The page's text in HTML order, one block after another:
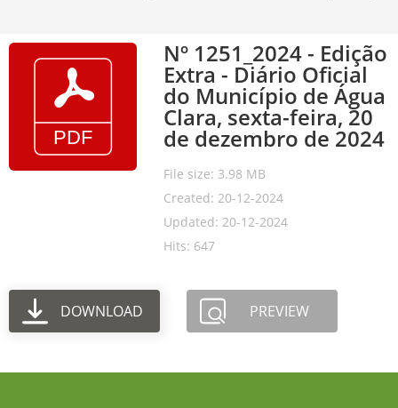
Nº 1251_2024 - Edição
Extra - Diário Oficial
do Município de Água
Clara, sexta-feira, 20
de dezembro de 2024
File size: 3.98 MB
Created: 20-12-2024
Updated: 20-12-2024
Hits: 647
DOWNLOAD PREVIEW